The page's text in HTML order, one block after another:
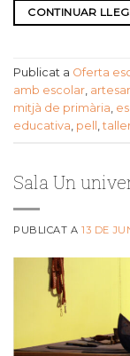
CONTINUAR
Publicat a Oferta
amb escolar,
mitjà de primària,
educativa, pell ,
Sala Un
PUBLICAT A13 DE